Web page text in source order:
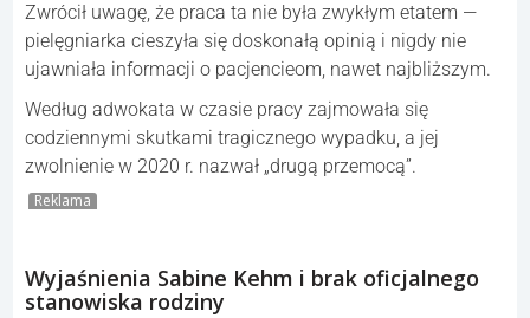
Zwrócił uwagę, że praca ta nie była zwykłym etatem —
pielęgniarka cieszyła się doskonałą opinią i nigdy nie
ujawniała informacji o pacjencieom, nawet najbliższym.
Według adwokata w czasie pracy zajmowała się
codziennymi skutkami tragicznego wypadku, a jej
zwolnienie w 2020 r. nazwał „drugą przemocą”.
Reklama
Wyjaśnienia Sabine Kehm i brak oficjalnego
stanowiska rodziny